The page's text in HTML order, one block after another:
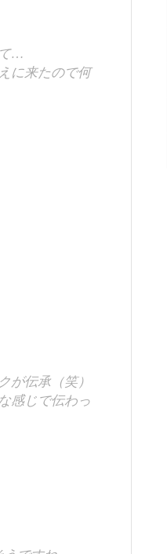
…
に来たので何
が伝承（笑）
感じで伝わっ